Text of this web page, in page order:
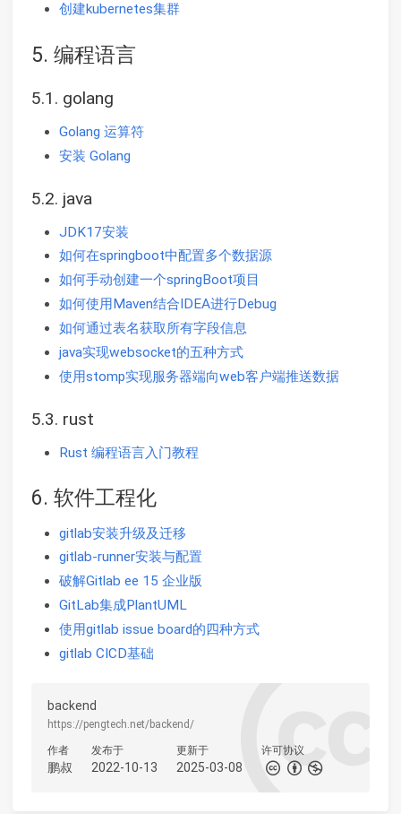
创建kubernetes集群
5. 编程语言
5.1. golang
Golang 运算符
安装 Golang
5.2. java
JDK17安装
如何在springboot中配置多个数据源
如何手动创建一个springBoot项目
如何使用Maven结合IDEA进行Debug
如何通过表名获取所有字段信息
java实现websocket的五种方式
使用stomp实现服务器端向web客户端推送数据
5.3. rust
Rust 编程语言入门教程
6. 软件工程化
gitlab安装升级及迁移
gitlab-runner安装与配置
破解Gitlab ee 15 企业版
GitLab集成PlantUML
使用gitlab issue board的四种方式
gitlab CICD基础
backend
https://pengtech.net/backend/
作者
鹏叔
发布于
2022-10-13
更新于
2025-03-08
许可协议